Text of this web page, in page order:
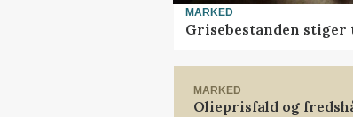
MARKED
Grisebestanden stiger
MARKED
Olieprisfald og